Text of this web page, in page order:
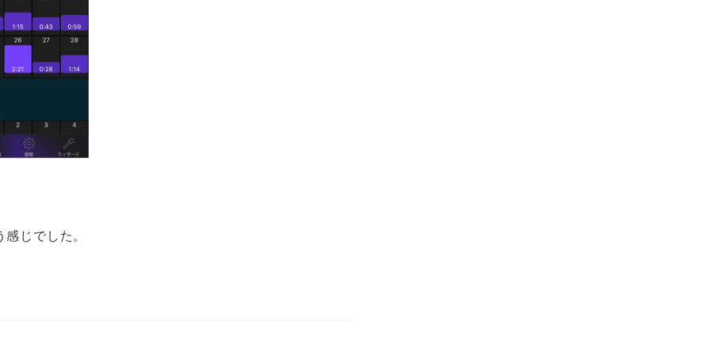
じでした。